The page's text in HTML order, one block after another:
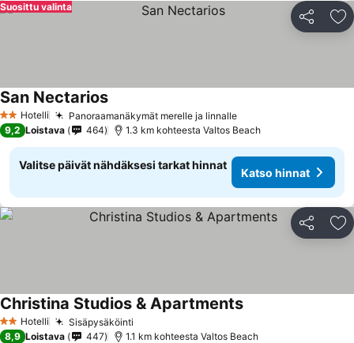
Jaa
Suosittu valinta
2 Tähtiluokitus
Hotelli Panoraamanäkymät merelle ja linnalleKatso hinnat
San NectariosKatso hinnat
9,2 Loistava 464 1.3 km kohteesta Valtos Beach
Valitse päivät nähdäksesi tarkat hinnat
Katso hinnat
Jaa
2 Tähtiluokitus
Hotelli Sisäpysäköinti
Christina Studios & ApartmentsKatso hinnat
8,9 Loistava 447 1.1 km kohteesta Valtos Beach